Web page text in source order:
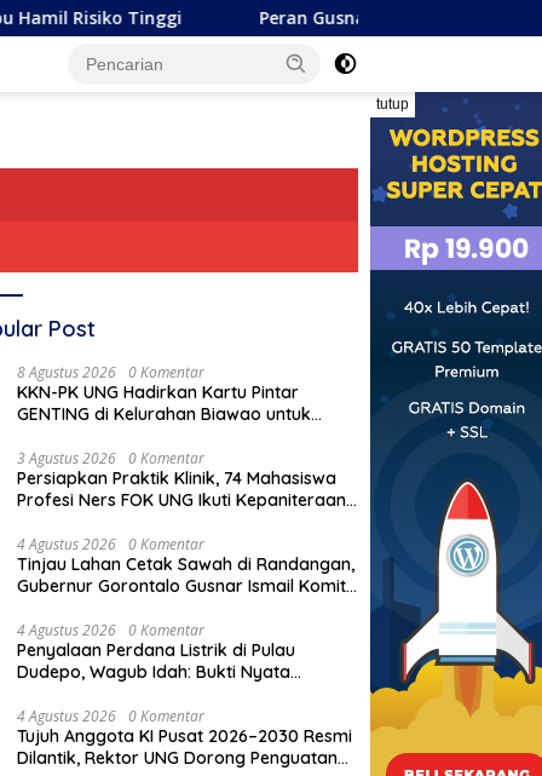
Tinggi Peran Gusnar -Idah Selaku Pemerintah, On
tutup
Dudepo, Wagub Idah:
Nyata Pemerataan
Tinjau Lahan Cetak Sawah di
Randangan, Gubernur
Gorontalo Gusnar Ismail Komit
Tingkatkan Kesejahteraan
Post
8 Agustus 2026 0 Komentar
KKN-PK UNG Hadirkan Kartu Pintar
GENTING di Kelurahan Biawao untuk
3 Agustus 2026 0 Komentar
Persiapkan Praktik Klinik, 74 Mahasiswa
Profesi Ners FOK UNG Ikuti Kepaniteraan
4 Agustus 2026 0 Komentar
Tinjau Lahan Cetak Sawah di Randangan,
Gubernur Gorontalo Gusnar Ismail Komit
4 Agustus 2026 0 Komentar
Penyalaan Perdana Listrik di Pulau
Dudepo, Wagub Idah: Bukti Nyata
4 Agustus 2026 0 Komentar
Tujuh Anggota KI Pusat 2026–2030 Resmi
Dilantik, Rektor UNG Dorong Penguatan